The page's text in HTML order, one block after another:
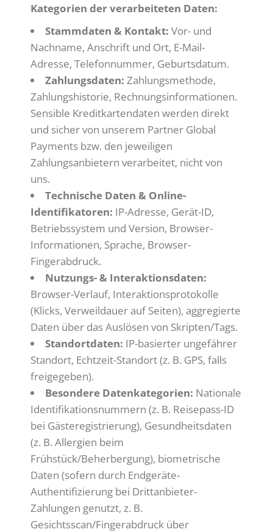
Kategorien der verarbeiteten Daten:
Stammdaten & Kontakt: Vor- und
Nachname, Anschrift und Ort, E-Mail-
Adresse, Telefonnummer, Geburtsdatum.
Zahlungsdaten: Zahlungsmethode,
Zahlungshistorie, Rechnungsinformationen.
Sensible Kreditkartendaten werden direkt
und sicher von unserem Partner Global
Payments bzw. den jeweiligen
Zahlungsanbietern verarbeitet, nicht von
uns.
Technische Daten & Online-
Identifikatoren: IP-Adresse, Gerät-ID,
Betriebssystem und Version, Browser-
Informationen, Sprache, Browser-
Fingerabdruck.
Nutzungs- & Interaktionsdaten:
Browser-Verlauf, Interaktionsprotokolle
(Klicks, Verweildauer auf Seiten), aggregierte
Daten über das Auslösen von Skripten/Tags.
Standortdaten: IP-basierter ungefährer
Standort, Echtzeit-Standort (z. B. GPS, falls
freigegeben).
Besondere Datenkategorien: Nationale
Identifikationsnummern (z. B. Reisepass-ID
bei Gästeregistrierung), Gesundheitsdaten
(z. B. Allergien beim
Frühstück/Beherbergung), biometrische
Daten (sofern durch Endgeräte-
Authentifizierung bei Drittanbieter-
Zahlungen genutzt, z. B.
Gesichtsscan/Fingerabdruck über